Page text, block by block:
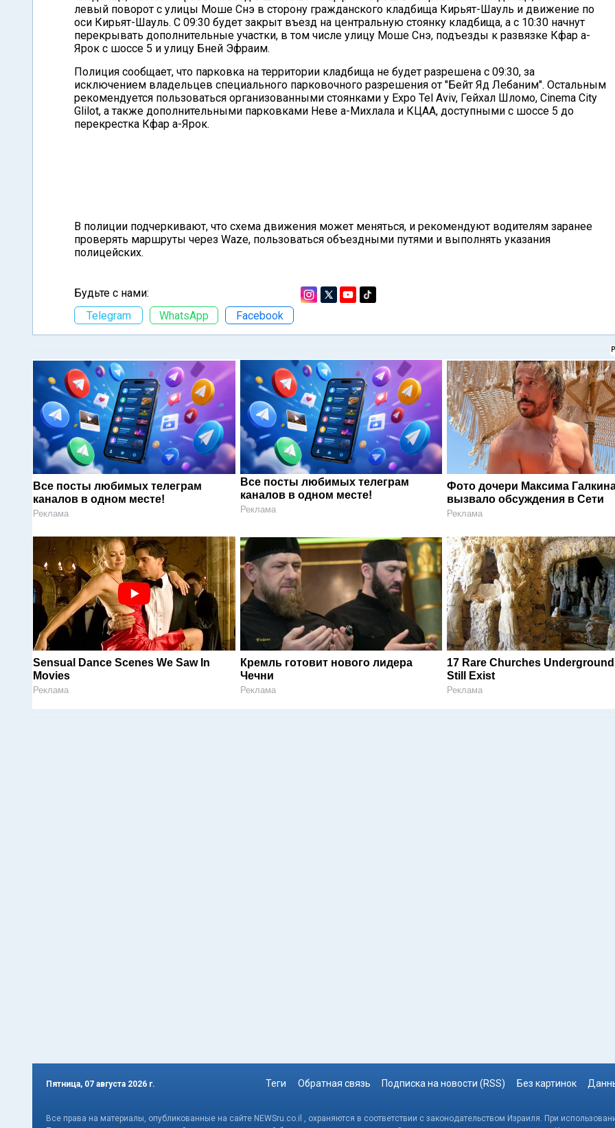
левый поворот с улицы Моше Снэ в сторону гражданского кладбища Кирьят-Шауль и движение по
оси Кирьят-Шауль. С 09:30 будет закрыт въезд на центральную стоянку кладбища, а с 10:30 начнут
перекрывать дополнительные участки, в том числе улицу Моше Снэ, подъезды к развязке Кфар а-
Ярок с шоссе 5 и улицу Бней Эфраим.
Полиция сообщает, что парковка на территории кладбища не будет разрешена с 09:30, за
исключением владельцев специального парковочного разрешения от "Бейт Яд Лебаним". Остальным
рекомендуется пользоваться организованными стоянками у Expo Tel Aviv, Гейхал Шломо, Cinema City
Glilot, а также дополнительными парковками Неве а-Михлала и КЦАА, доступными с шоссе 5 до
перекрестка Кфар а-Ярок.
В полиции подчеркивают, что схема движения может меняться, и рекомендуют водителям заранее
проверять маршруты через Waze, пользоваться объездными путями и выполнять указания
полицейских.
Будьте с нами:
Telegram
WhatsApp Facebook
Все посты любимых телеграм
каналов в одном месте!
Реклама
Все посты любимых телеграм
каналов в одном месте!
Реклама
Фото дочери Максима
вызвало обсуждения в Сети
Реклама
Sensual Dance Scenes We Saw In
Movies
Реклама
Кремль готовит нового лидера
Чечни
Реклама
17 Rare Churches
Still Exist
Реклама
Пятница, 07 августа 2026 г. Теги Обратная связь Подписка на новости (RSS) Без картинок
Все права на материалы, опубликованные на сайте NEWSru.co.il , охраняются в соответствии с законодательством Израиля. При